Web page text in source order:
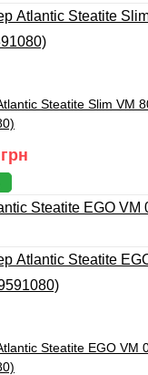
Steatite Slim VM
грн
Steatite EGO VM